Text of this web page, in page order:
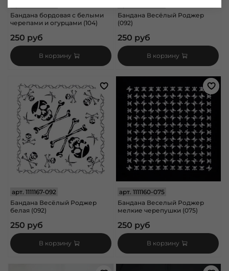
Бандана бордовая с белыми
черепами и огурцами (104)
250 руб
В корзину
Бандана Весёлый Роджер
(092)
250 руб
В корзину
арт. 1111167-092
Бандана Весёлый Роджер
белая (092)
250 руб
В корзину
арт.1111160-075
Бандана Веселый Роджер
мелкие черепушки (075)
250 руб
В корзину